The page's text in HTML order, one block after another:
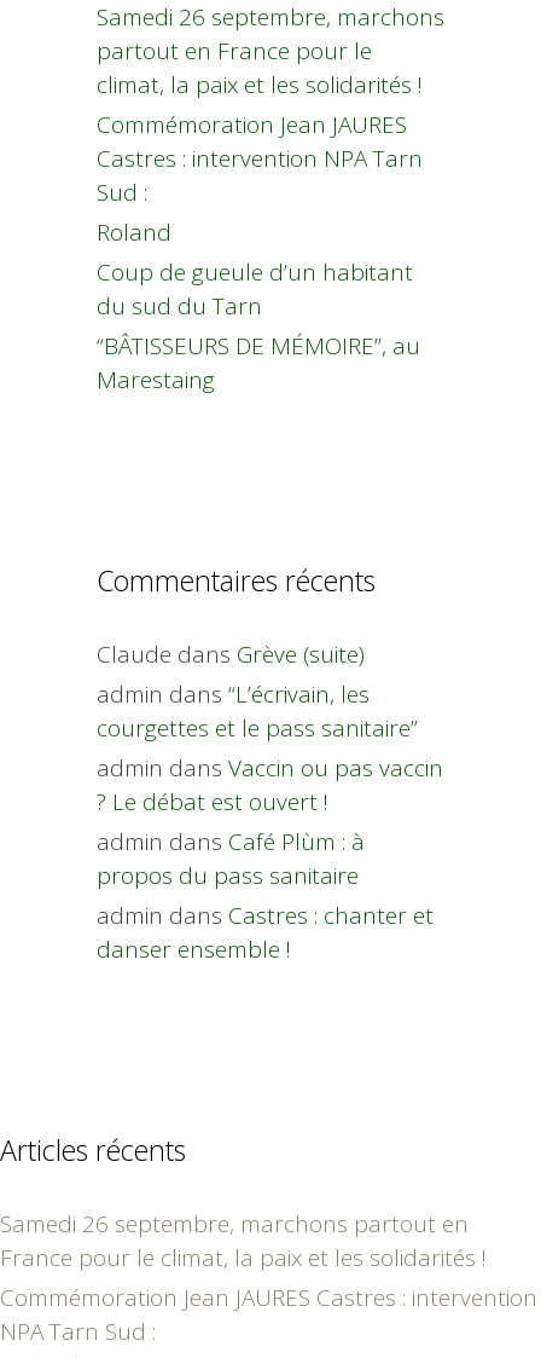
Samedi 26 septembre, marchons
partout en France pour le
climat, la paix et les solidarités !
Commémoration Jean JAURES
Castres : intervention NPA Tarn
Sud :
Roland
Coup de gueule d’un habitant
du sud du Tarn
“BÂTISSEURS DE MÉMOIRE”, au
Marestaing
Commentaires récents
Claude dans Grève (suite)
admin dans “L’écrivain, les
courgettes et le pass sanitaire”
admin dans Vaccin ou pas vaccin
? Le débat est ouvert !
admin dans Café Plùm : à
propos du pass sanitaire
admin dans Castres : chanter et
danser ensemble !
Articles récents
Samedi 26 septembre, marchons partout en
France pour le climat, la paix et les solidarités !
Commémoration Jean JAURES Castres : intervention
NPA Tarn Sud :